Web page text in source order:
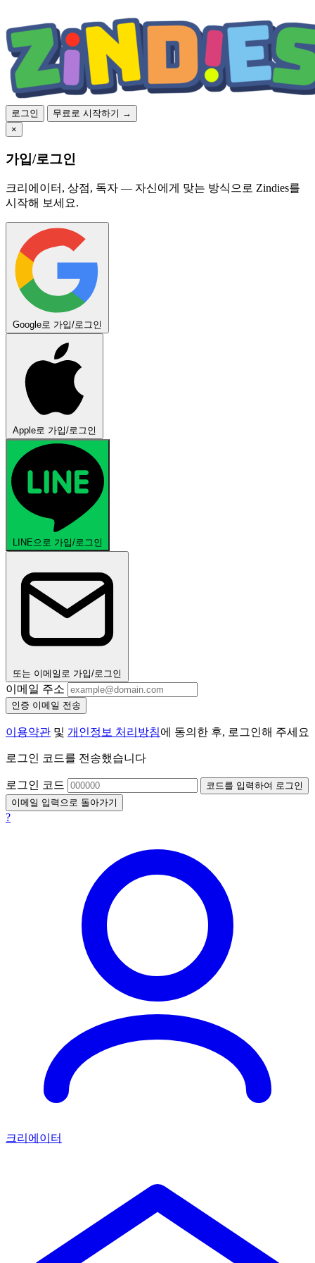
로그인
무료로 시작하기 →
×
가입/로그인
크리에이터, 상점, 독자 — 자신에게 맞는 방식으로 Zindies를
시작해 보세요.
Google로 가입/로그인
Apple로 가입/로그인
LINE으로 가입/로그인
또는 이메일로 가입/로그인
이메일 주소
인증 이메일 전송
이용약관 및 개인정보 처리방침에 동의한 후, 로그인해 주세요
로그인 코드를 전송했습니다
로그인 코드
코드를 입력하여 로그인
이메일 입력으로 돌아가기
?
크리에이터